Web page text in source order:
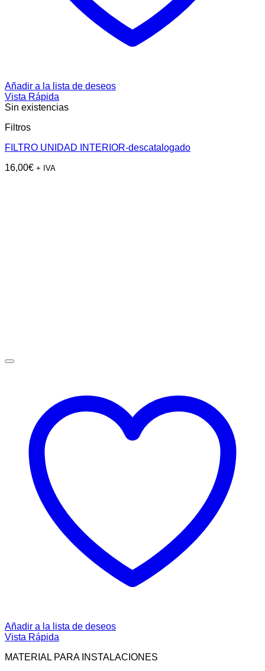
Añadir a la lista de deseos
Vista Rápida
Sin existencias
Filtros
FILTRO UNIDAD INTERIOR-descatalogado
16,00€ + IVA
Añadir a la lista de deseos
Vista Rápida
MATERIAL PARA INSTALACIONES